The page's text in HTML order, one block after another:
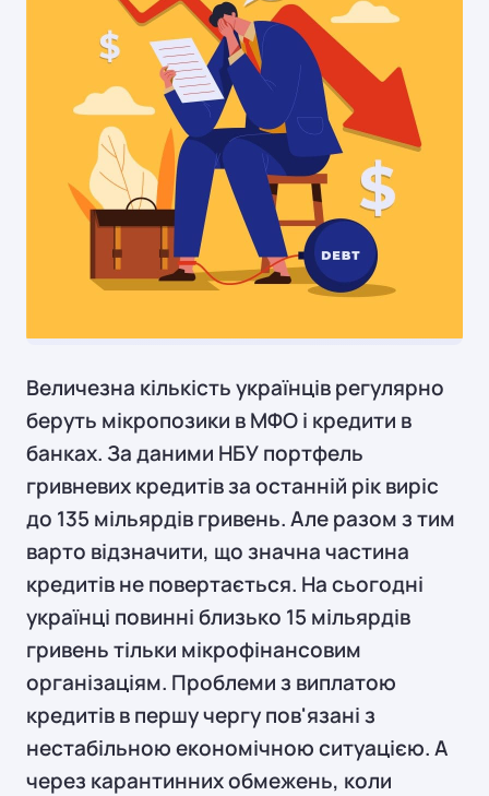
Величезна кількість українців регулярно
беруть мікропозики в МФО і кредити в
банках. За даними НБУ портфель
гривневих кредитів за останній рік виріс
до 135 мільярдів гривень. Але разом з тим
варто відзначити, що значна частина
кредитів не повертається. На сьогодні
українці повинні близько 15 мільярдів
гривень тільки мікрофінансовим
організаціям. Проблеми з виплатою
кредитів в першу чергу пов'язані з
нестабільною економічною ситуацією. А
через карантинних обмежень, коли